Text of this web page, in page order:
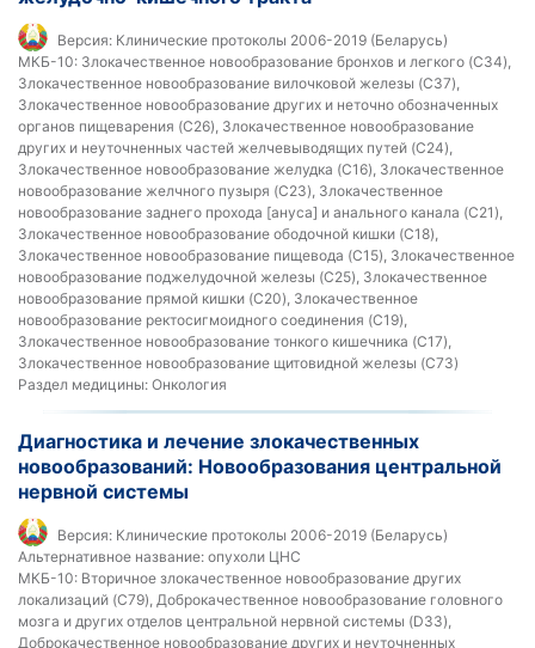
Версия: Клинические протоколы 2006-2019 (Беларусь)
МКБ-10: Злокачественное новообразование бронхов и легкого (C34),
Злокачественное новообразование вилочковой железы (C37),
Злокачественное новообразование других и неточно обозначенных
органов пищеварения (C26), Злокачественное новообразование
других и неуточненных частей желчевыводящих путей (C24),
Злокачественное новообразование желудка (C16), Злокачественное
новообразование желчного пузыря (C23), Злокачественное
новообразование заднего прохода [ануса] и анального канала (C21),
Злокачественное новообразование ободочной кишки (C18),
Злокачественное новообразование пищевода (C15), Злокачественное
новообразование поджелудочной железы (C25), Злокачественное
новообразование прямой кишки (C20), Злокачественное
новообразование ректосигмоидного соединения (C19),
Злокачественное новообразование тонкого кишечника (C17),
Злокачественное новообразование щитовидной железы (C73)
Раздел медицины: Онкология
Диагностика и лечение злокачественных
новообразований: Новообразования центральной
нервной системы
Версия: Клинические протоколы 2006-2019 (Беларусь)
Альтернативное название: опухоли ЦНС
МКБ-10: Вторичное злокачественное новообразование других
локализаций (C79), Доброкачественное новообразование головного
мозга и других отделов центральной нервной системы (D33),
Доброкачественное новообразование других и неуточненных